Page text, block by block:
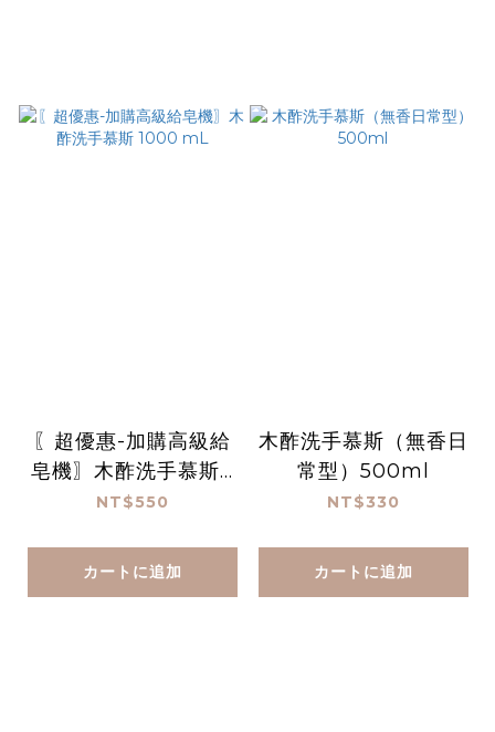
〖超優惠-加購高級給
皂機〗木酢洗手慕斯 1
000 mL
NT$550
カートに追加
木酢洗手慕斯（無香日
常型）500ml
NT$330
カートに追加